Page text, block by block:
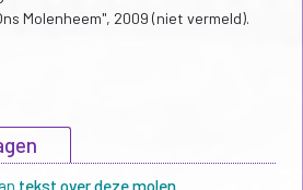
Molenheem", 2009 (niet vermeld).
tekst over deze molen